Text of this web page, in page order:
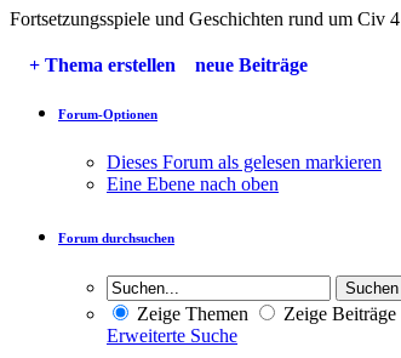
Fortsetzungsspiele und Geschichten rund um Civ 4
+ Thema erstellen neue Beiträge
Forum-Optionen
Dieses Forum als gelesen markieren
Eine Ebene nach oben
Forum durchsuchen
Zeige Themen
Zeige Beiträge
Erweiterte Suche